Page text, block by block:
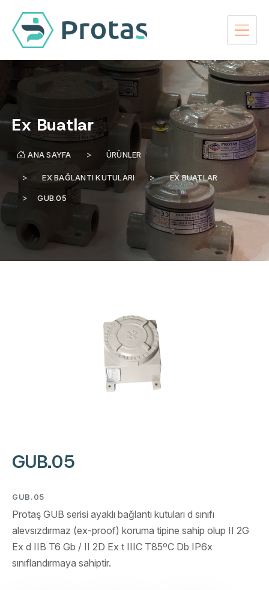
Ex Buatlar
ANA SAYFA ÜRÜNLER
EX BAĞLANTI KUTULARI EX BUATLAR
GUB.05
GUB.05
GUB.05
Protaş GUB serisi ayaklı bağlantı kutuları d sınıfı
alevsızdırmaz (ex-proof) koruma tipine sahip olup II 2G
Ex d IIB T6 Gb / II 2D Ex t IIIC T85ºC Db IP6x
sınıflandırmaya sahiptir.